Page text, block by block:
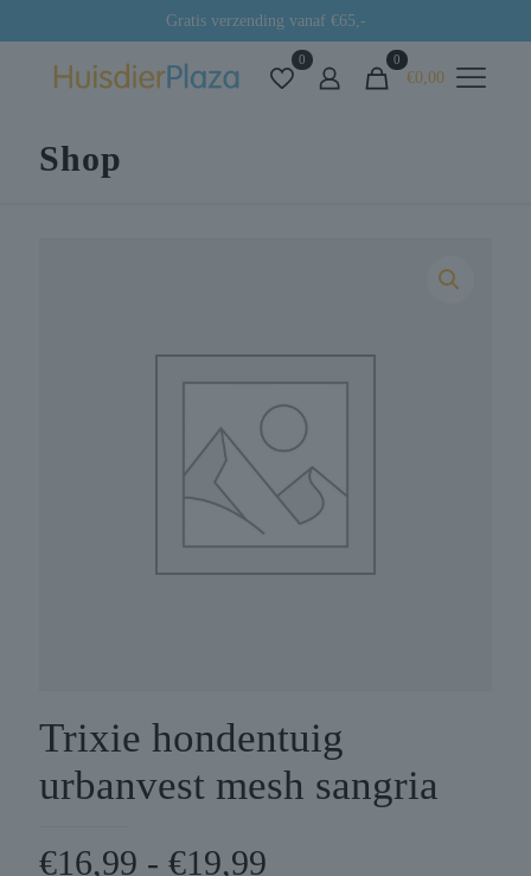
Gratis verzending vanaf €65,-
0 0
€0,00
Shop
Trixie hondentuig
urbanvest mesh sangria
€16,99 - €19,99